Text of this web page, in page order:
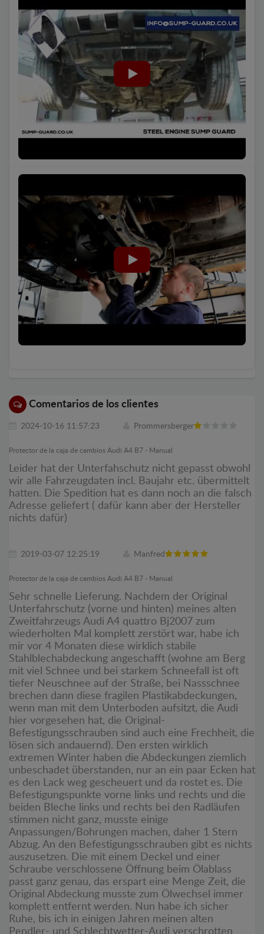
Comentarios de los clientes
2024-10-16 11:57:23 Prommersberger
Protector de la caja de cambios Audi A4 B7 - Manual
Leider hat der Unterfahschutz nicht gepasst obwohl
wir alle Fahrzeugdaten incl. Baujahr etc. übermittelt
hatten. Die Spedition hat es dann noch an die falsch
Adresse geliefert ( dafür kann aber der Hersteller
nichts dafür)
2019-03-07 12:25:19 Manfred
Protector de la caja de cambios Audi A4 B7 - Manual
Sehr schnelle Lieferung. Nachdem der Original
Unterfahrschutz (vorne und hinten) meines alten
Zweitfahrzeugs Audi A4 quattro Bj2007 zum
wiederholten Mal komplett zerstört war, habe ich
mir vor 4 Monaten diese wirklich stabile
Stahlblechabdeckung angeschafft (wohne am Berg
mit viel Schnee und bei starkem Schneefall ist oft
tiefer Neuschnee auf der Straße, bei Nassschnee
brechen dann diese fragilen Plastikabdeckungen,
wenn man mit dem Unterboden aufsitzt, die Audi
hier vorgesehen hat, die Original-
Befestigungsschrauben sind auch eine Frechheit, die
lösen sich andauernd). Den ersten wirklich
extremen Winter haben die Abdeckungen ziemlich
unbeschadet überstanden, nur an ein paar Ecken hat
es den Lack weg gescheuert und da rostet es. Die
Befestigungspunkte vorne links und rechts und die
beiden Bleche links und rechts bei den Radläufen
stimmen nicht ganz, musste einige
Anpassungen/Bohrungen machen, daher 1 Stern
Abzug. An den Befestigungsschrauben gibt es nichts
auszusetzen. Die mit einem Deckel und einer
Schraube verschlossene Öffnung beim Ölablass
passt ganz genau, das erspart eine Menge Zeit, die
Original Abdeckung musste zum Ölwechsel immer
komplett entfernt werden. Nun habe ich sicher
Ruhe, bis ich in einigen Jahren meinen alten